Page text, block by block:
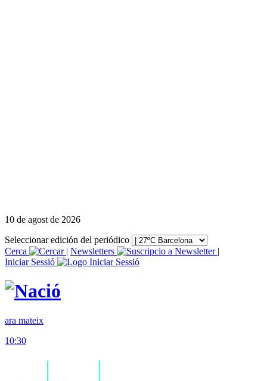
10 de agost de 2026
Seleccionar edición del periódico
Cerca
| Newsletters
|
Iniciar Sessió
ara mateix
10:30